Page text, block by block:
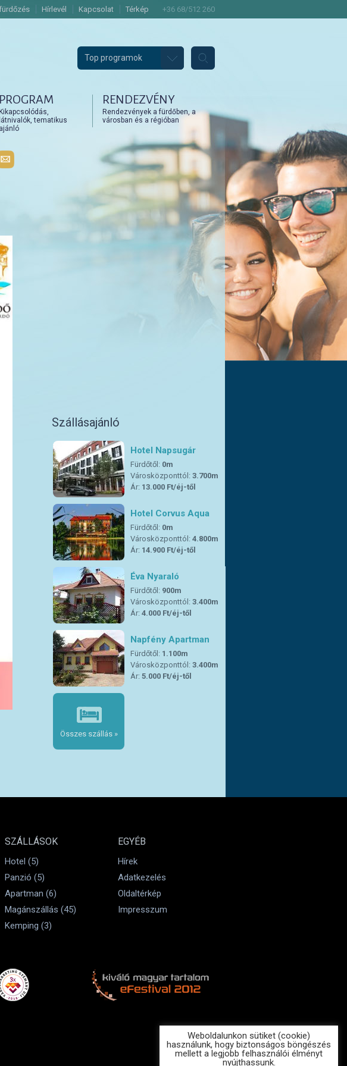
Hírlevél Kapcsolat Térkép +36 68/512 260
Top programok
PROGRAM
Kikapcsolódás,
látnivalók, tematikus
ajánló
RENDEZVÉNY
Rendezvények a fürdőben, a
városban és a régióban
Szállásajánló
Hotel Napsugár
Fürdőtől: 0m
Városközponttól: 3.700m
Ár: 13.000 Ft/éj-től
Hotel Corvus Aqua
Fürdőtől: 0m
Városközponttól: 4.800m
Ár: 14.900 Ft/éj-től
Éva Nyaraló
Fürdőtől: 900m
Városközponttól: 3.400m
Ár: 4.000 Ft/éj-től
Napfény Apartman
Fürdőtől: 1.100m
Városközponttól: 3.400m
Ár: 5.000 Ft/éj-től
Összes szállás »
SZÁLLÁSOK
Hotel (5)
Panzió (5)
Apartman (6)
Magánszállás (45)
Kemping (3)
EGYÉB
Hírek
Adatkezelés
Oldaltérkép
Impresszum
Weboldalunkon sütiket (cookie)
használunk, hogy biztonságos böngészés
mellett a legjobb felhasználói élményt
nyújthassunk.